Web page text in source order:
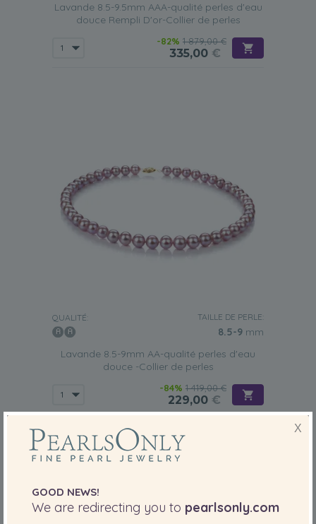
Lavande 8.5-9.5mm AAA-qualité perles d'eau
douce Rempli D'or-Collier de perles
-82% 1 879,00 €
335,00 €
QUALITÉ: TAILLE DE PERLE:
8.5-9 mm
Lavande 8.5-9mm AA-qualité perles d'eau
douce -Collier de perles
-84% 1 419,00 €
229,00 €
X
GOOD NEWS!
We are redirecting you to pearlsonly.com